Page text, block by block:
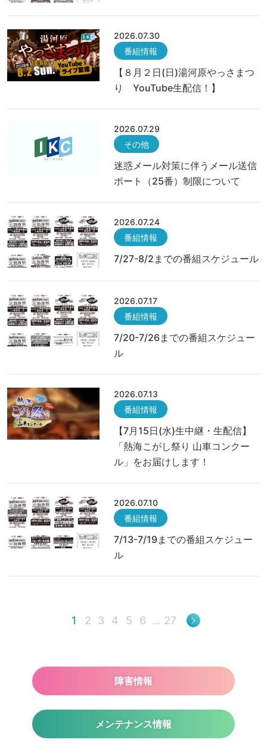
2026.07.30
番組情報
【８月２日(日)湯河原やっさまつ
り YouTube生配信！】
2026.07.29
その他
迷惑メール対策に伴うメール送信
ポート（25番）制限について
2026.07.24
番組情報
7/27-8/2までの番組スケジュール
2026.07.17
番組情報
7/20-7/26までの番組スケジュー
ル
2026.07.13
番組情報
【7月15日(水)生中継・生配信】
「熱海こがし祭り 山車コンクー
ル」をお届けします！
2026.07.10
番組情報
7/13-7/19までの番組スケジュー
ル
1 2 3 4 5 6 … 27
障害情報
メンテナンス情報